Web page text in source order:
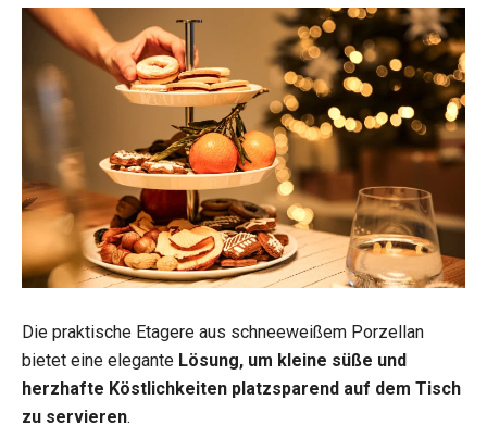
Die praktische Etagere aus schneeweißem Porzellan
bietet eine elegante Lösung, um kleine süße und
herzhafte Köstlichkeiten platzsparend auf dem Tisch
zu servieren.